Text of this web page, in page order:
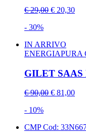
€ 29,00 € 20,30
- 30%
IN ARRIVO
ENERGIAPURA
GILET SAAS
€ 90,00 € 81,00
- 10%
CMPCod: